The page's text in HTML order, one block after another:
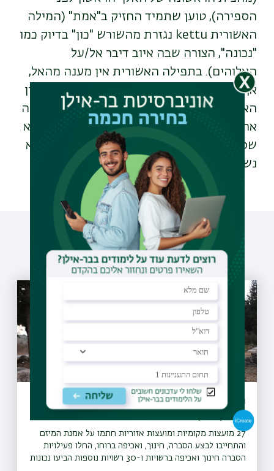
הספירה), טוען שתמיד החזיק ב"אמת" (המילה
האשורית kettu נגזרת מהשורש "כון" בדיוק כמו
"נכונה", הצורה שבה איוב דיבר אל/על
האלוהים). בתפילה האשורית אין מענה מהאל,
אך ביצירה מסופוטמית אחרת מתקיים ויכוח בין
האדם הקובל ובין חברו, כמו בספר איוב, וביצירה
אחרת יש מענה מאת האל, כמו בספר איוב. אלא
שספר איוב מורכב יותר מכל בחינה ומגיע לשיא
נשגב שפשוט אין עליו.
עוד כתבות שיעניינו אותך
מיזם "קחו אתכם את הזבל" יקודם בעולם
כפורץ דרך
27 מועצות מקומיות ומועצות אזוריות חתמו על אמנת המיזם
והתחייבו לבצע הסברה, חינוך, ואכיפה ברוחו, החלו פעילויות
הסברה חינוך ואכיפה ברשויות ו-30 רשויות נוספות הביעו נכונות